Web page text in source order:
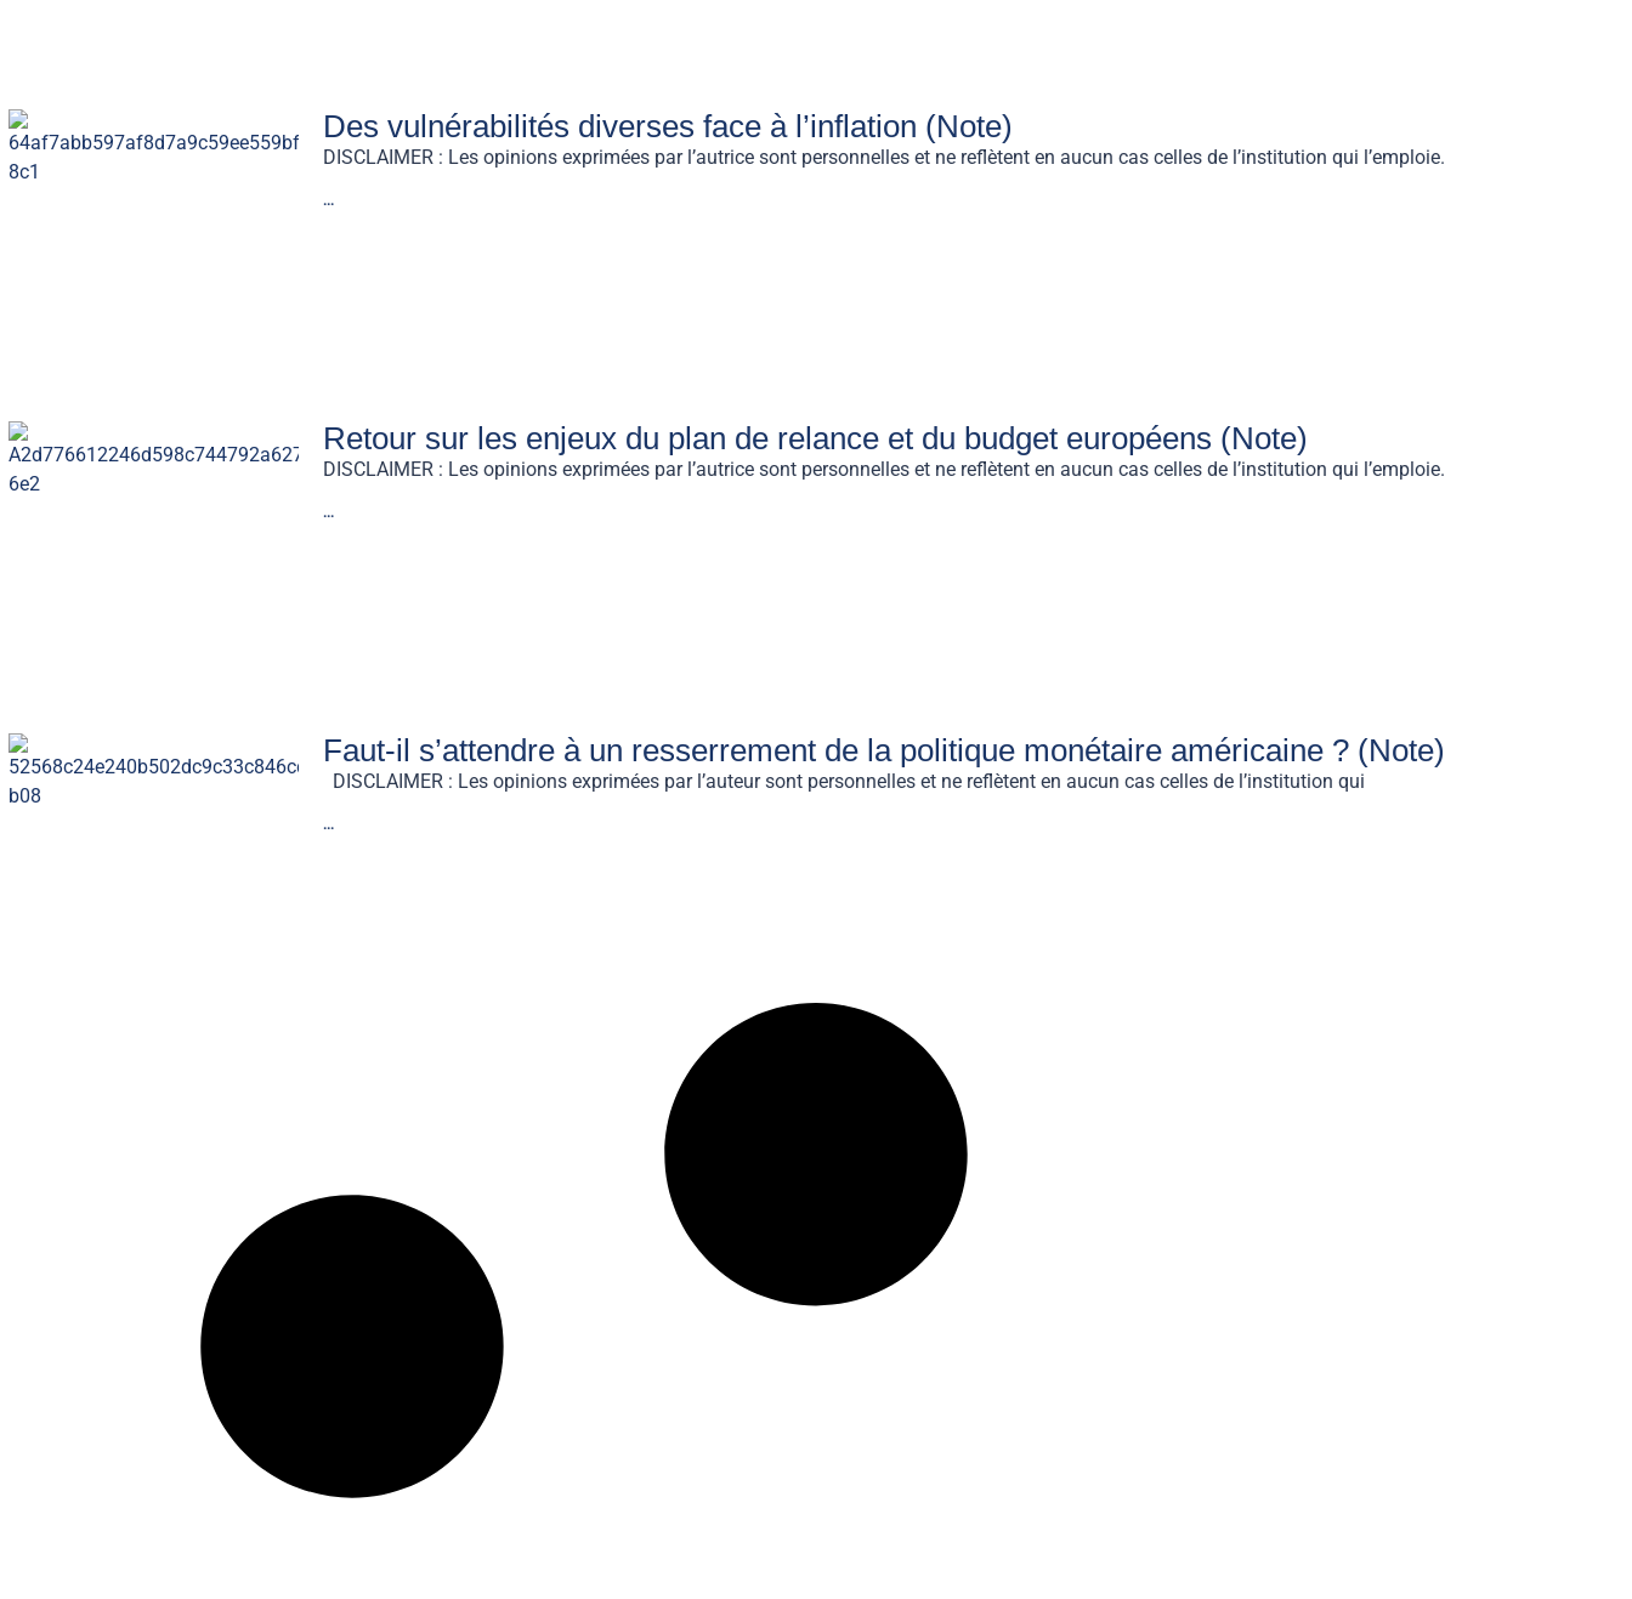
Des vulnérabilités diverses face à l’inflation (Note)
DISCLAIMER : Les opinions exprimées par l’autrice sont personnelles et ne reflètent en aucun cas celles de l’institution qui l’emploie.
...
Retour sur les enjeux du plan de relance et du budget européens (Note)
DISCLAIMER : Les opinions exprimées par l’autrice sont personnelles et ne reflètent en aucun cas celles de l’institution qui l’emploie.
...
Faut-il s’attendre à un resserrement de la politique monétaire américaine ? (Note)
DISCLAIMER : Les opinions exprimées par l’auteur sont personnelles et ne reflètent en aucun cas celles de l’institution qui
...